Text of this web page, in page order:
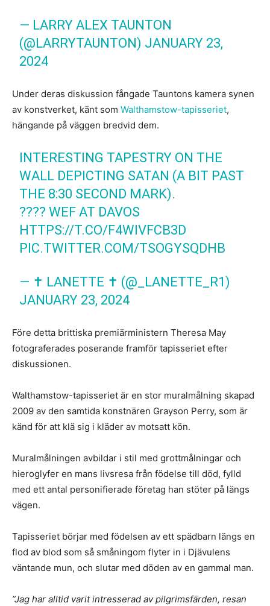
— LARRY ALEX TAUNTON
(@LARRYTAUNTON) JANUARY 23,
2024
Under deras diskussion fångade Tauntons kamera synen
av konstverket, känt som Walthamstow-tapisseriet,
hängande på väggen bredvid dem.
INTERESTING TAPESTRY ON THE
WALL DEPICTING SATAN (A BIT PAST
THE 8:30 SECOND MARK).
???? WEF AT DAVOS
HTTPS://T.CO/F4WIVFCB3D
PIC.TWITTER.COM/TSOGYSQDHB
— ✝️ LANETTE ✝️ (@_LANETTE_R1)
JANUARY 23, 2024
Före detta brittiska premiärministern Theresa May
fotograferades poserande framför tapisseriet efter
diskussionen.
Walthamstow-tapisseriet är en stor muralmålning skapad
2009 av den samtida konstnären Grayson Perry, som är
känd för att klä sig i kläder av motsatt kön.
Muralmålningen avbildar i stil med grottmålningar och
hieroglyfer en mans livsresa från födelse till död, fylld
med ett antal personifierade företag han stöter på längs
vägen.
Tapisseriet börjar med födelsen av ett spädbarn längs en
flod av blod som så småningom flyter in i Djävulens
väntande mun, och slutar med döden av en gammal man.
”Jag har alltid varit intresserad av pilgrimsfärden, resan